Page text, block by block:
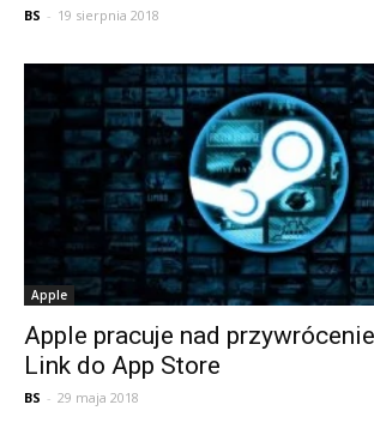
BS - 19 sierpnia 2018
Apple
Apple pracuje nad
Link do App Store
BS - 29 maja 2018